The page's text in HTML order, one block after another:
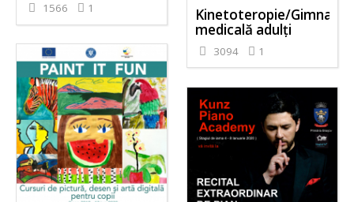
Kinetoteropie/
medicală adulți
3094 1
1566 1